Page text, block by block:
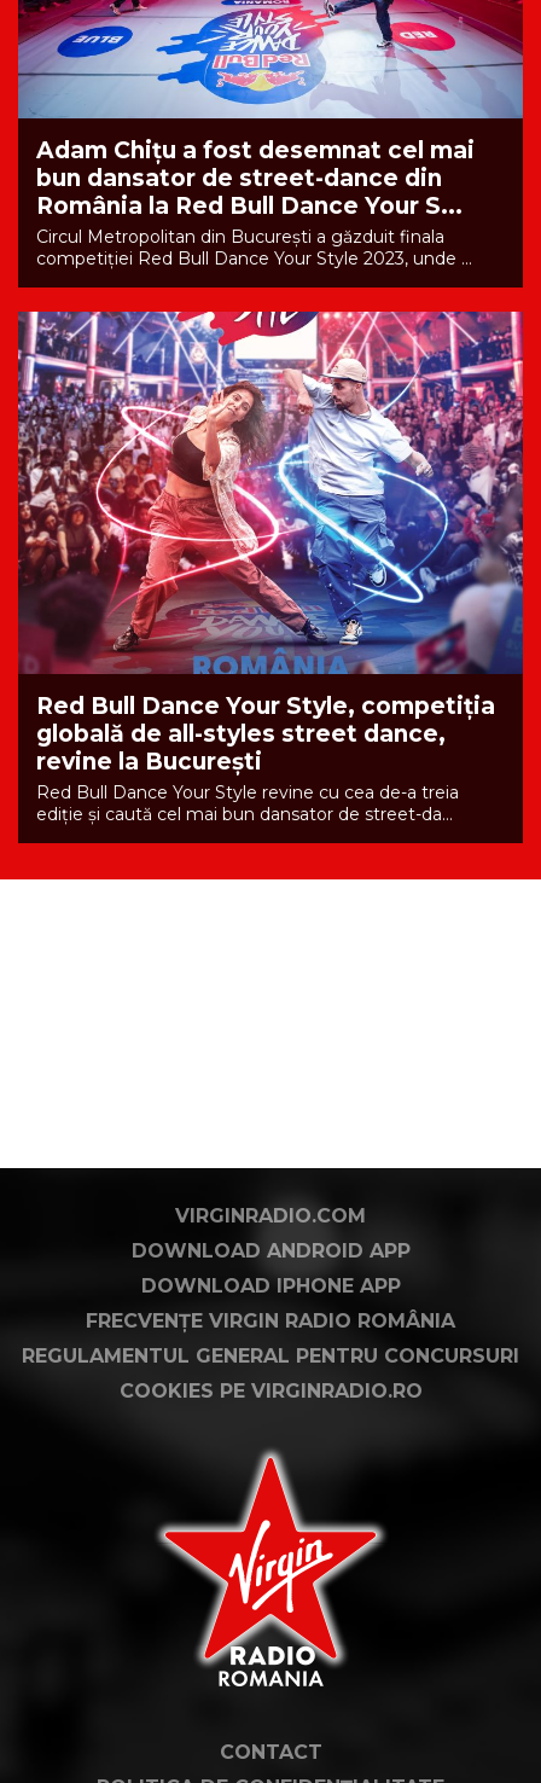
Adam Chițu a fost desemnat cel mai
bun dansator de street-dance din
România la Red Bull Dance Your S...
Circul Metropolitan din București a găzduit finala
competiției Red Bull Dance Your Style 2023, unde ...
Red Bull Dance Your Style, competiția
globală de all-styles street dance,
revine la București
Red Bull Dance Your Style revine cu cea de-a treia
ediție și caută cel mai bun dansator de street-da...
VIRGINRADIO.COM
DOWNLOAD ANDROID APP
DOWNLOAD IPHONE APP
FRECVENȚE VIRGIN RADIO ROMÂNIA
REGULAMENTUL GENERAL PENTRU CONCURSURI
COOKIES PE VIRGINRADIO.RO
CONTACT